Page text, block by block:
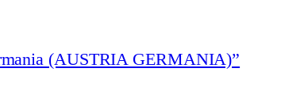
(AUSTRIA GERMANIA)”